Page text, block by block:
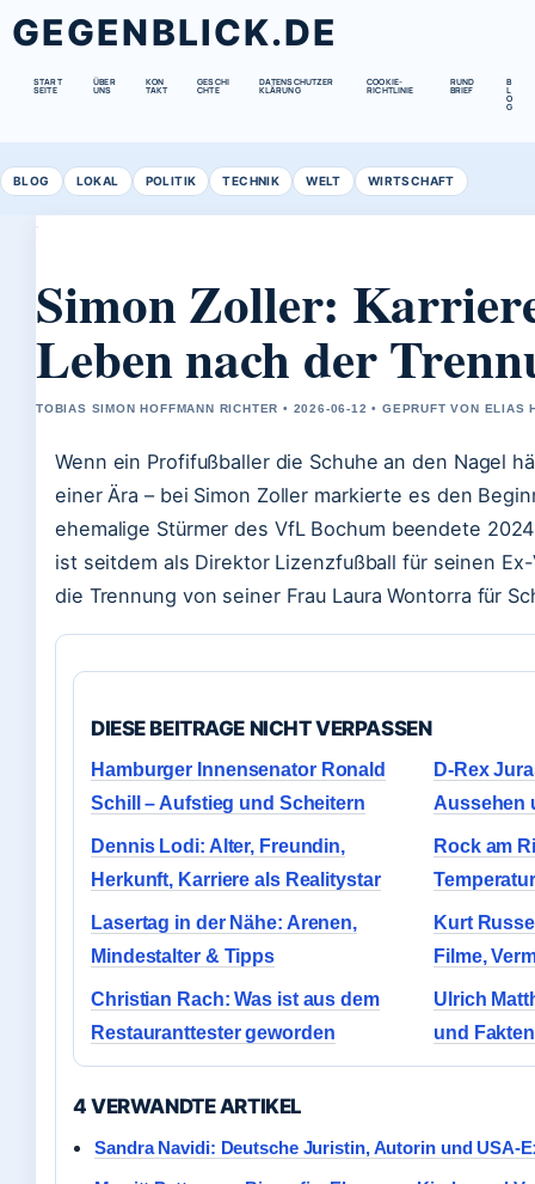
GEGENBLICK.DE
START
SEITE
ÜBER
UNS
KON
TAKT
GESCHI
CHTE
DATENSCHUTZER
KLÄRUNG
COOKIE-
RICHTLINIE
RUND
BRIEF
B
L
O
G
BLOG LOKAL POLITIK TECHNIK WELT WIRTSCHAFT
Simon Zoller:
Leben nach der
TOBIAS SIMON HOFFMANN RICHTER • 2026-06-12 • GEPRUFT VON ELIAS
Wenn ein Profifußballer die Schuhe an den Nagel
einer Ära – bei Simon Zoller markierte es den
ehemalige Stürmer des VfL Bochum beendete
ist seitdem als Direktor Lizenzfußball für seinen
die Trennung von seiner Frau Laura Wontorra für
DIESE BEITRAGE NICHT VERPASSEN
Hamburger Innensenator Ronald
Schill – Aufstieg und Scheitern
D-Rex
Aussehen
Dennis Lodi: Alter, Freundin,
Herkunft, Karriere als Realitystar
Rock am
Lasertag in der Nähe: Arenen,
Mindestalter & Tipps
Kurt
Filme,
Christian Rach: Was ist aus dem
Restauranttester geworden
Ulrich
und
4 VERWANDTE ARTIKEL
Sandra Navidi: Deutsche Juristin, Autorin und USA-